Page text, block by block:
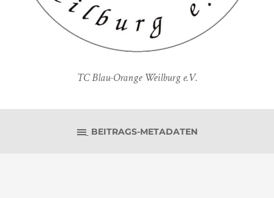
TC Blau-Orange Weilburg e.V.
BEITRAGS-METADATEN